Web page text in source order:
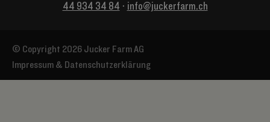
44 934 34 84 ⋅ info@juckerfarm.ch
© Copyright 2026 Jucker Farm AG
Impressum & Datenschutzerklärung